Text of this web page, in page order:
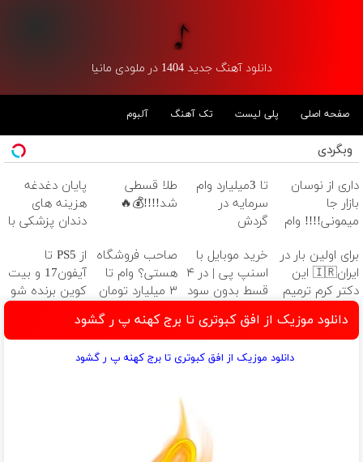
دانلود آهنگ جدید 1404 در ملودی مانیا
صفحه اصلی پلی لیست تک آهنگ آلبوم
وبگردی
داری از نوسان
بازار جا
میمونی!!!! وام
تا 3میلیارد وام
سرمایه در
گردش
فروشگاهت رو
ثبت کن
طلا قسطی
شد!!!!💰🔥
پایان دغدغه
هزینه های
دندان پزشکی با
کننده خانگی
برای اولین بار در
ایران🇮🇷 این
دکتر کرم ترمیم
ساخت!
خرید موبایل با
اسنپ پی | در ۴
قسط بدون سود
صاحب فروشگاه
هستی؟ وام تا
۳ میلیارد تومان
از PS5 تا
آیفون17 و بیت
کوین برنده شو
شانس بدون
پوچ 💥
دانلود موزیک از افق کبوتری تا برج کهنه پ ر گشود
دانلود موزیک از افق کبوتری تا برج کهنه پ ر گشود